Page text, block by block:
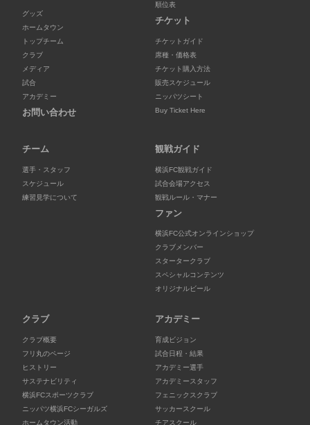
グッズ
ホームタウン
トップチーム
クラブ
メディア
試合
アカデミー
お問い合わせ
順位表
チケット
チケットガイド
席種・価格表
チケット購入方法
販売スケジュール
ニッパツシート
Buy Ticket Here
チーム
選手・スタッフ
スケジュール
練習見学について
観戦ガイド
横浜FC観戦ガイド
試合会場アクセス
観戦ルール・マナー
ファン
横浜FC公式オンラインショップ
クラブメンバー
スタータークラブ
スペシャルコンテンツ
オリジナルビール
クラブ
クラブ概要
フリ丸のページ
ヒストリー
サステナビリティ
横浜FCスポーツクラブ
ニッパツ横浜FCシーガルズ
ホームタウン活動
アカデミー
育成ビジョン
試合日程・結果
アカデミー選手
アカデミースタッフ
フェニックスクラブ
サッカースクール
チアスクール